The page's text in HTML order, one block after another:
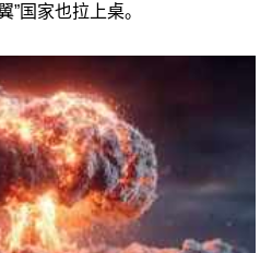
”国家也拉上桌。